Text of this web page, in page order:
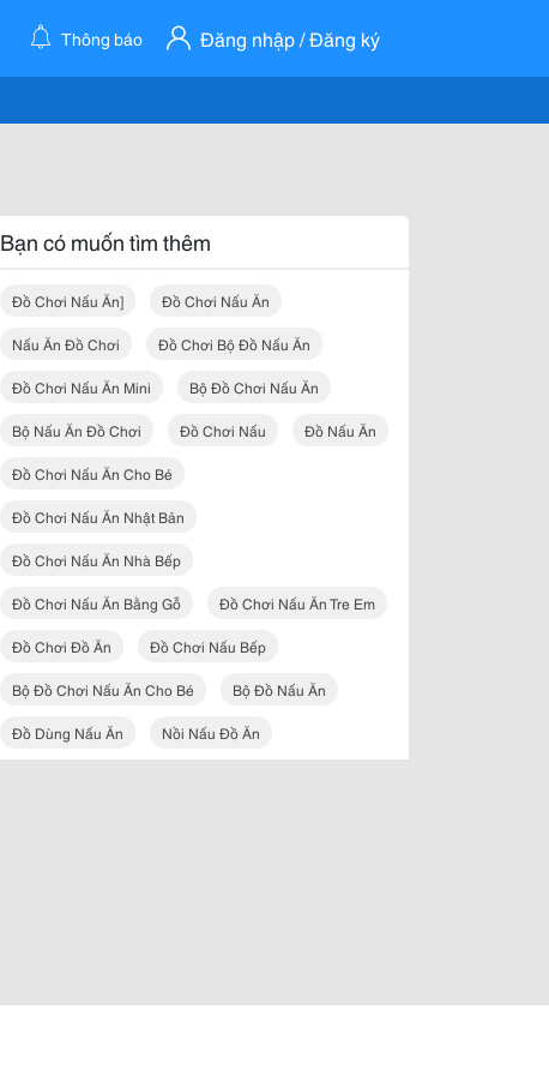
Thông báo Đăng nhập / Đăng ký
Bạn có muốn tìm thêm
Đồ Chơi Nấu Ăn] Đồ Chơi Nấu Ăn
Nấu Ăn Đồ Chơi Đồ Chơi Bộ Đồ Nấu Ăn
Đồ Chơi Nấu Ăn Mini Bộ Đồ Chơi Nấu Ăn
Bộ Nấu Ăn Đồ Chơi Đồ Chơi Nấu Đồ Nấu Ăn
Đồ Chơi Nấu Ăn Cho Bé
Đồ Chơi Nấu Ăn Nhật Bản
Đồ Chơi Nấu Ăn Nhà Bếp
Đồ Chơi Nấu Ăn Bằng Gỗ Đồ Chơi Nấu Ăn Tre Em
Đồ Chơi Đồ Ăn Đồ Chơi Nấu Bếp
Bộ Đồ Chơi Nấu Ăn Cho Bé Bộ Đồ Nấu Ăn
Đồ Dùng Nấu Ăn Nồi Nấu Đồ Ăn